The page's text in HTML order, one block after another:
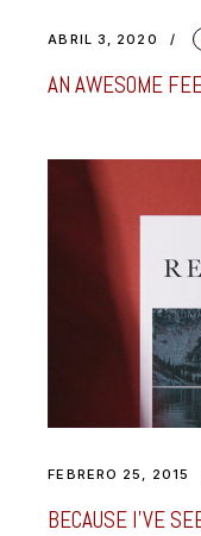
ABRIL 3, 2020
AN AWESOME
FEBRERO 25, 2015
BECAUSE I’VE